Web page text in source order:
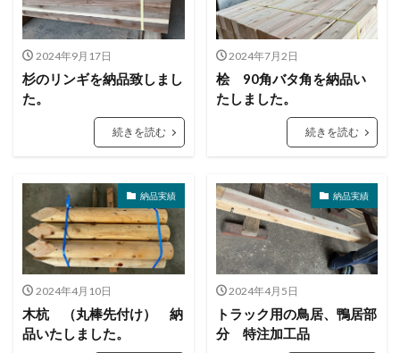
2024年9月17日
杉のリンギを納品致しまし
た。
続きを読む
2024年7月2日
桧 90角バタ角を納品い
たしました。
続きを読む
納品実績
2024年4月10日
木杭 （丸棒先付け） 納
品いたしました。
納品実績
2024年4月5日
トラック用の鳥居、鴨居部
分 特注加工品